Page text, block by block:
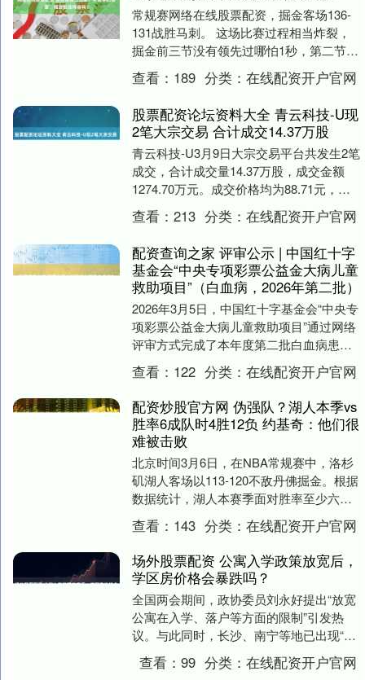
常规赛网络在线股票配资，掘金客场136-
131战胜马刺。 这场比赛过程相当炸裂，
掘金前三节没有领先过哪怕1秒，第二节最
多时一度落后20分，直至三节结束，掘金
还以....
查看： 189 分类：在线配资开户官网
股票配资论坛资料大全 青云科技-U现
2笔大宗交易 合计成交14.37万股
青云科技-U3月9日大宗交易平台共发生2笔
成交，合计成交量14.37万股，成交金额
1274.70万元。成交价格均为88.71元，相
对今日收盘价折价0.90%。 ....
查看：213 分类：在线配资开户官网
配资查询之家 评审公示 | 中国红十字
基金会“中央专项彩票公益金大病儿童
救助项目”（白血病，2026年第二批）
2026年3月5日，中国红十字基金会“中央专
项彩票公益金大病儿童救助项目”通过网络
评审方式完成了本年度第二批白血病患儿
救助评审工作。本次参评的白血病患儿共
445....
查看： 122 分类：在线配资开户官网
配资炒股官方网 伪强队？湖人本季vs
胜率6成队时4胜12负 约基奇：他们很
难被击败
北京时间3月6日，在NBA常规赛中，洛杉
矶湖人客场以113-120不敌丹佛掘金。根据
数据统计，湖人本赛季面对胜率至少六成
球队4胜12负，胜率低于六成球队33胜1....
查看： 143 分类：在线配资开户官网
场外股票配资 公寓入学政策放宽后，
学区房价格会暴跌吗？
全国两会期间，政协委员刘永好提出“放宽
公寓在入学、落户等方面的限制”引发热
议。与此同时，长沙、南宁等地已出现“祖
辈房产入学难”“商住公寓落户受限”等现实
矛盾。当....
查看：99 分类：在线配资开户官网